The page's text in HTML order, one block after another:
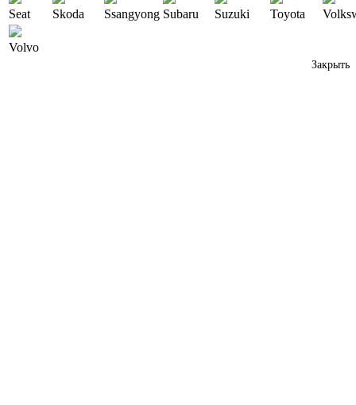
Seat Skoda Ssangyong Subaru Suzuki Toyota
Volvo
Закрыть